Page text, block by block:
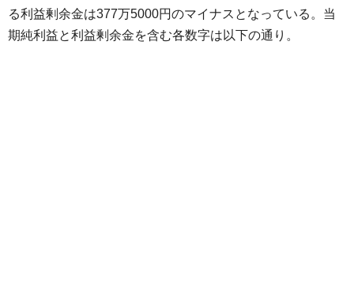
る利益剰余金は377万5000円のマイナスとなっている。当
期純利益と利益剰余金を含む各数字は以下の通り。